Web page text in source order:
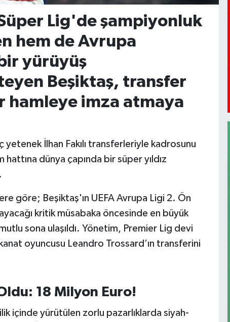
Lig'de şampiyonluk
hem de Avrupa
yürüyüş
Beşiktaş, transfer
hamleye imza atmaya
İlhan Fakılı transferleriyle kadrosunu
dünya çapında bir süper yıldız
göre; Beşiktaş'ın UEFA Avrupa Ligi 2. Ön
kritik müsabaka öncesinde en büyük
sona ulaşıldı. Yönetim, Premier Lig devi
oyuncusu Leandro Trossard’ın transferini
18 Milyon Euro!
içinde yürütülen zorlu pazarlıklarda siyah-